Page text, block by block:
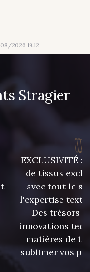
2026 19:12
Stragier
EXCLUSIVITÉ :
de tissus
avec tout le
l'expertise
Des trésors
innovations
matières de
sublimer vos